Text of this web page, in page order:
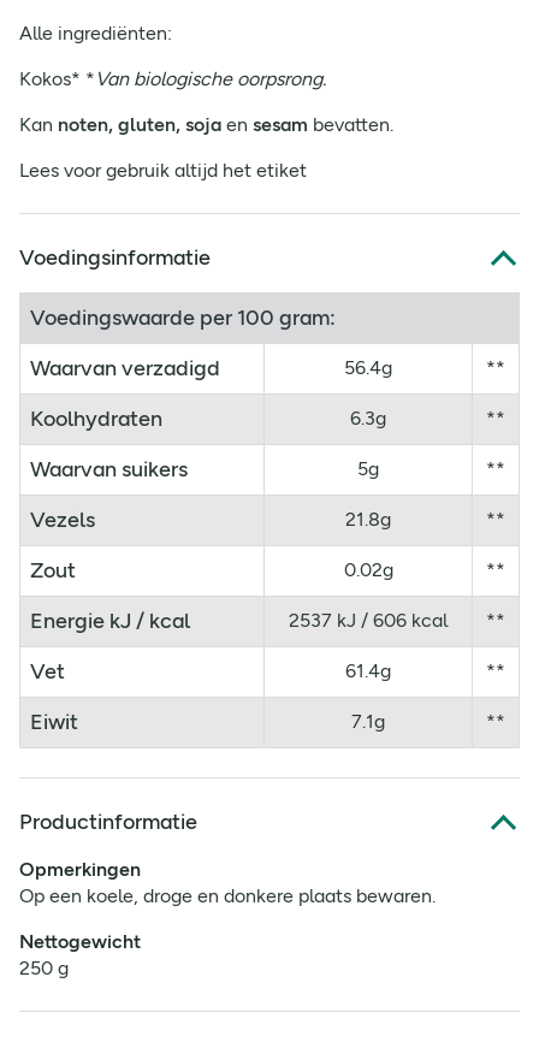
Alle ingrediënten:
Kokos* * Van biologische oorpsrong.
Kan noten, gluten, soja en sesam bevatten.
Lees voor gebruik altijd het etiket
Voedingsinformatie
Voedingswaarde per 100 gram:
Waarvan verzadigd
56.4g **
Koolhydraten 6.3g **
Waarvan suikers 5g **
Vezels 21.8g **
Zout 0.02g **
Energie kJ / kcal 2537 kJ / 606 kcal **
Vet 61.4g **
Eiwit 7.1g **
Productinformatie
Opmerkingen
Op een koele, droge en donkere plaats bewaren.
Nettogewicht
250 g